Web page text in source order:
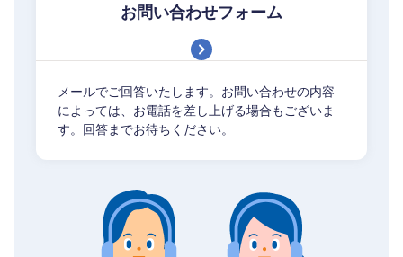
お問い合わせフォーム
メールでご回答いたします。お問い合わせの内容
によっては、お電話を差し上げる場合もございま
す。回答までお待ちください。